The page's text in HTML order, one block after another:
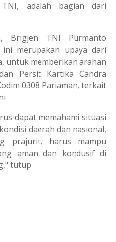
TNI, adalah bagian dari
Brigjen TNI Purmanto
ini merupakan upaya dari
untuk memberikan arahan
Persit Kartika Candra
0308 Pariaman, terkait
dapat memahami situasi
daerah dan nasional,
prajurit, harus mampu
aman dan kondusif di
tutup